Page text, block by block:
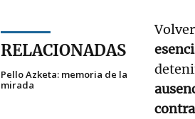
RELACIONADAS
Pello Azketa: memoria de la
mirada